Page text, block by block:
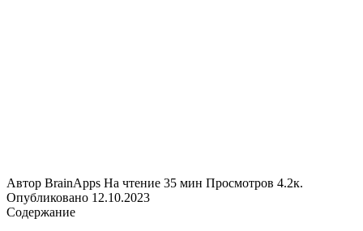
Автор BrainApps На чтение 35 мин Просмотров 4.2к.
Опубликовано 12.10.2023
Содержание